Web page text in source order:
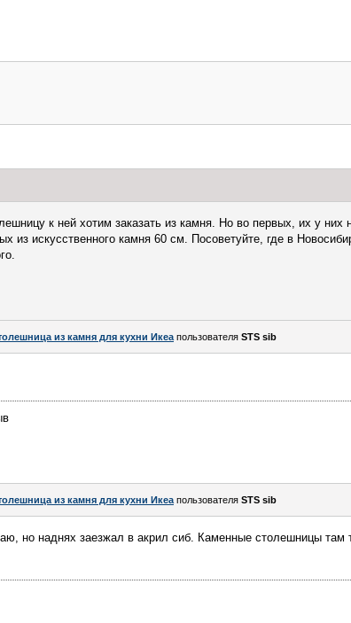
к ней хотим заказать из камня. Но во первых, их у них
из искусственного камня 60 см. Посоветуйте, где в
из камня для кухни Икеа пользователя STS sib
из камня для кухни Икеа пользователя STS sib
но наднях заезжал в акрил сиб. Каменные столешницы